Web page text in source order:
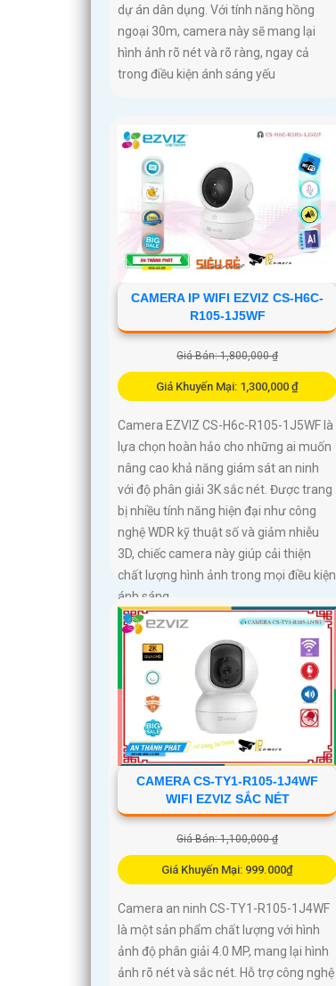
dự án dân dụng. Với tính năng hồng
ngoại 30m, camera này sẽ mang lại
hình ảnh rõ nét và rõ ràng, ngay cả
trong điều kiện ánh sáng yếu
CAMERA IP WIFI EZVIZ CS-H6C-
R105-1J5WF
Giá Bán: 1,800,000 ₫
Giá Khuyến Mại: 1,300,000 ₫
Camera EZVIZ CS-H6c-R105-1J5WF là
lựa chọn hoàn hảo cho những ai muốn
nâng cao khả năng giám sát an ninh
với độ phân giải 3K sắc nét. Được trang
bị nhiều tính năng hiện đại như công
nghệ WDR kỹ thuật số và giảm nhiễu
3D, chiếc camera này giúp cải thiện
chất lượng hình ảnh trong mọi điều kiện
ánh sáng
CAMERA CS-TY1-R105-1J4WF
WIFI EZVIZ SẮC NÉT
Giá Bán: 1,100,000 ₫
Giá Khuyến Mại: 999.000₫
Camera an ninh CS-TY1-R105-1J4WF
là một sản phẩm chất lượng với hình
ảnh độ phân giải 4.0 MP, mang lại hình
ảnh rõ nét và sắc nét. Hỗ trợ công nghệ